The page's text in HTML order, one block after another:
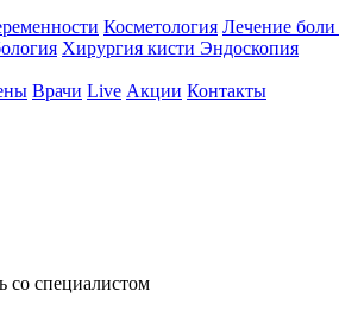
Косметология Лечение боли
Хирургия кисти Эндоскопия
Врачи Live Акции Контакты
со специалистом